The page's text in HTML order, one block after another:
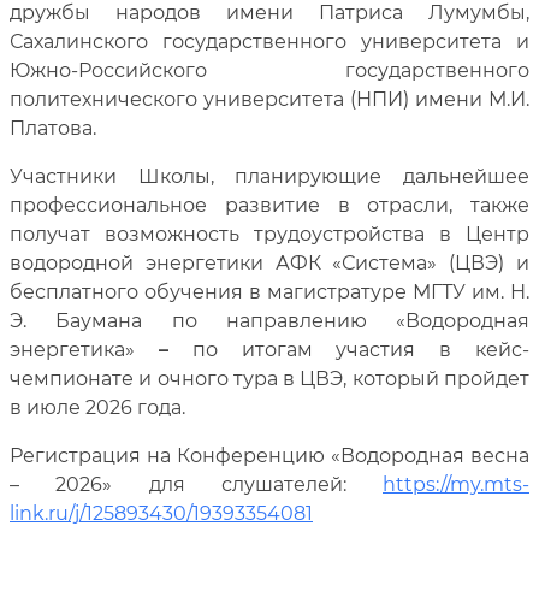
дружбы народов имени Патриса Лумумбы,
Сахалинского государственного университета и
Южно-Российского государственного
политехнического университета (НПИ) имени М.И.
Платова.
Участники Школы, планирующие дальнейшее
профессиональное развитие в отрасли, также
получат возможность трудоустройства в Центр
водородной энергетики АФК «Система» (ЦВЭ) и
бесплатного обучения в магистратуре МГТУ им. Н.
Э. Баумана по направлению «Водородная
энергетика» –по итогам участия в кейс-
чемпионате и очного тура в ЦВЭ, который пройдет
в июле 2026 года.
Регистрация на Конференцию «Водородная весна
– 2026» для слушателей:
https://my.mts-
link.ru/j/125893430/19393354081